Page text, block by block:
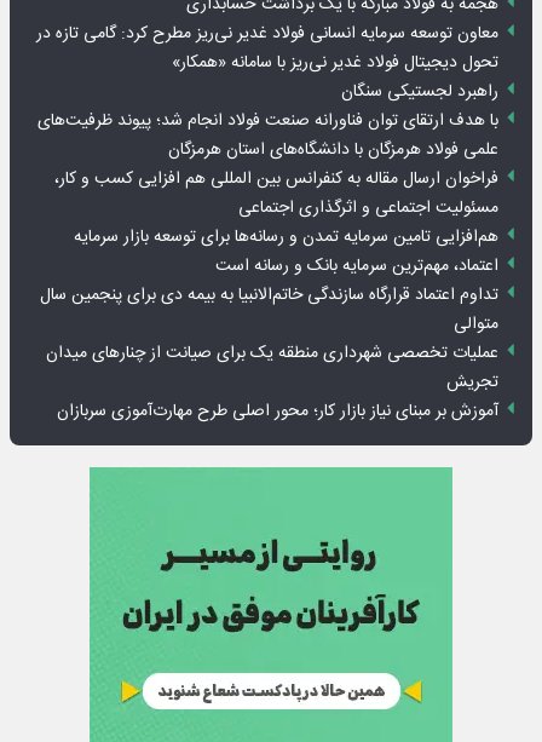
معاون توسعه سرمایه انسانی فولاد غدیر نی‌ریز مطرح کرد: گامی تازه در
تحول دیجیتال فولاد غدیر نی‌ریز با سامانه «همکار»
راهبرد لجستیکی سنگان
با هدف ارتقای توان فناورانه صنعت فولاد انجام شد؛ پیوند ظرفیت‌های
علمی فولاد هرمزگان با دانشگاه‌های استان هرمزگان
فراخوان ارسال مقاله به کنفرانس بین المللی هم افزایی کسب و کار،
مسئولیت اجتماعی و اثرگذاری اجتماعی
هم‌افزایی تامین سرمایه تمدن و رسانه‌ها برای توسعه بازار سرمایه
اعتماد، مهم‌ترین سرمایه بانک و رسانه است
تداوم اعتماد قرارگاه سازندگی خاتم‌الانبیا به بیمه دی برای پنجمین سال
متوالی
عملیات تخصصی شهرداری منطقه یک برای صیانت از چنارهای میدان
تجریش
آموزش بر مبنای نیاز بازار کار؛ محور اصلی طرح مهارت‌آموزی سربازان